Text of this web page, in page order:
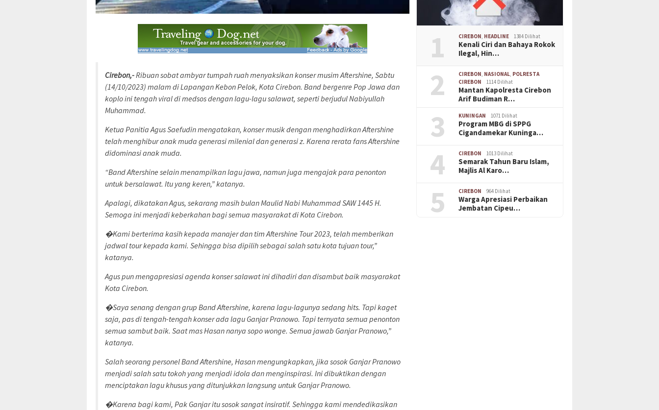
Cirebon,-Ribuan sobat ambyar tumpah ruah menyaksikan konser musim Aftershine, Sabtu
(14/10/2023) malam di Lapangan Kebon Pelok, Kota Cirebon. Band bergenre Pop Jawa dan
koplo ini tengah viral di medsos dengan lagu-lagu salawat, seperti berjudul Nabiyullah
Muhammad.
Ketua Panitia Agus Saefudin mengatakan, konser musik dengan menghadirkan Aftershine
telah menghibur anak muda generasi milenial dan generasi z. Karena rerata fans Aftershine
didominasi anak muda.
“Band Aftershine selain menampilkan lagu jawa, namun juga mengajak para penonton
untuk bersalawat. Itu yang keren,” katanya.
Apalagi, dikatakan Agus, sekarang masih bulan Maulid Nabi Muhammad SAW 1445 H.
Semoga ini menjadi keberkahan bagi semua masyarakat di Kota Cirebon.
�Kami berterima kasih kepada manajer dan tim Aftershine Tour 2023, telah memberikan
jadwal tour kepada kami. Sehingga bisa dipilih sebagai salah satu kota tujuan tour,”
katanya.
Agus pun mengapresiasi agenda konser salawat ini dihadiri dan disambut baik masyarakat
Kota Cirebon.
�Saya senang dengan grup Band Aftershine, karena lagu-lagunya sedang hits. Tapi kaget
saja, pas di tengah-tengah konser ada lagu Ganjar Pranowo. Tapi ternyata semua penonton
semua sambut baik. Saat mas Hasan nanya sopo wonge. Semua jawab Ganjar Pranowo,”
katanya.
Salah seorang personel Band Aftershine, Hasan mengungkapkan, jika sosok Ganjar Pranowo
menjadi salah satu tokoh yang menjadi idola dan menginspirasi. Ini dibuktikan dengan
menciptakan lagu khusus yang ditunjukkan langsung untuk Ganjar Pranowo.
�Karena bagi kami, Pak Ganjar itu sosok sangat insiratif. Sehingga kami mendedikasikan
1 CIREBON HEADLINE 1384 Dilihat
Kenali Ciri dan Bahaya Rokok
Ilegal, Hin…
2 CIREBON NASIONAL POLRESTA
CIREBON
1114 Dilihat
Mantan Kapolresta Cirebon
Arif Budiman R…
3 KUNINGAN 1071 Dilihat
Program MBG di SPPG
Cigandamekar Kuninga…
4 CIREBON 1013 Dilihat
Semarak Tahun Baru Islam,
Majlis Al Karo…
5 CIREBON 964 Dilihat
Warga Apresiasi Perbaikan
Jembatan Cipeu…